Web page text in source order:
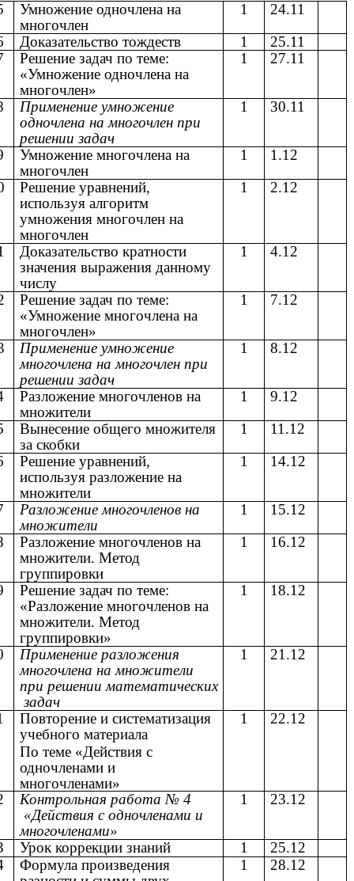
Умножение одночлена на
многочлен
1
24.11
Доказательство тождеств 1
25.11
Решение задач по теме:
«Умножение одночлена на
многочлен»
1 27.11
Применение умножение
одночлена на многочлен при
решении задач
1 30.11
Умножение многочлена на
многочлен
1
1.12
Решение уравнений,
используя алгоритм
умножения многочлен на
многочлен
1 2.12
Доказательство кратности
значения выражения данному
числу
1 4.12
Решение задач по теме:
«Умножение многочлена на
многочлен»
1 7.12
Применение умножение
многочлена на многочлен при
решении задач
1 8.12
Разложение многочленов на
множители
1
9.12
Вынесение общего множителя
за скобки
1
11.12
Решение уравнений,
используя разложение на
множители
1 14.12
Разложение многочленов на
множители
1
15.12
Разложение многочленов на
множители. Метод
группировки
1 16.12
Решение задач по теме:
«Разложение многочленов на
множители. Метод
группировки»
1 18.12
Применение разложения
многочлена на множители
при решении математических
задач
1 21.12
Повторение и систематизация
учебного материала
По теме «Действия с
одночленами и
многочленами»
1 22.12
Контрольная работа № 4
«Действия с одночленами и
многочленами»
1 23.12
Урок коррекции знаний 1
25.12
Формула произведения
1 28.12